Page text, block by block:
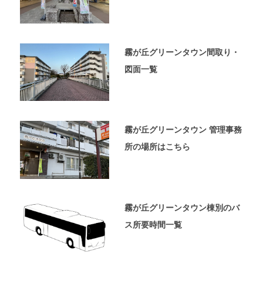
産
屋
平
プ
ラ
ン
の
ム
ペ
ー
ジ
で
霧が丘グリーンタウン間取り・
図面一覧
霧が丘グリーンタウン 管理事務
所の場所はこちら
霧が丘グリーンタウン棟別のバ
ス所要時間一覧